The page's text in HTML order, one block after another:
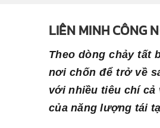
LIÊN MINH CÔNG
Theo dòng chảy tất
nơi chốn để trở về
với nhiều tiêu chí cả
của năng lượng tái